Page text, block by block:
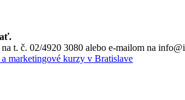
t. č. 02/4920 3080 alebo e-mailom na